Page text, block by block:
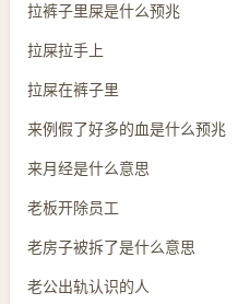
拉裤子里屎是什么预兆
拉屎拉手上
拉屎在裤子里
来例假了好多的血是什么预兆
来月经是什么意思
老板开除员工
老房子被拆了是什么意思
老公出轨认识的人